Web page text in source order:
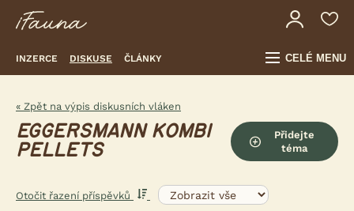
INZERCE DISKUSE ČLÁNKY CELÉ MENU
« Zpět na výpis diskusních vláken
EGGERSMANN KOMBI
PELLETS
Přidejte
téma
Otočit řazení příspěvků